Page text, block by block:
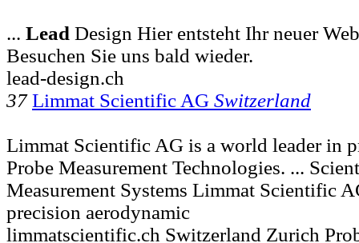
... Lead Design Hier entsteht Ihr neuer
Besuchen Sie uns bald wieder.
lead-design.ch
37 Limmat Scientific AG Switzerland
Limmat Scientific AG is a world leader in
Probe Measurement Technologies. ...
Measurement Systems Limmat Scientific
precision aerodynamic
limmatscientific.ch Switzerland Zurich